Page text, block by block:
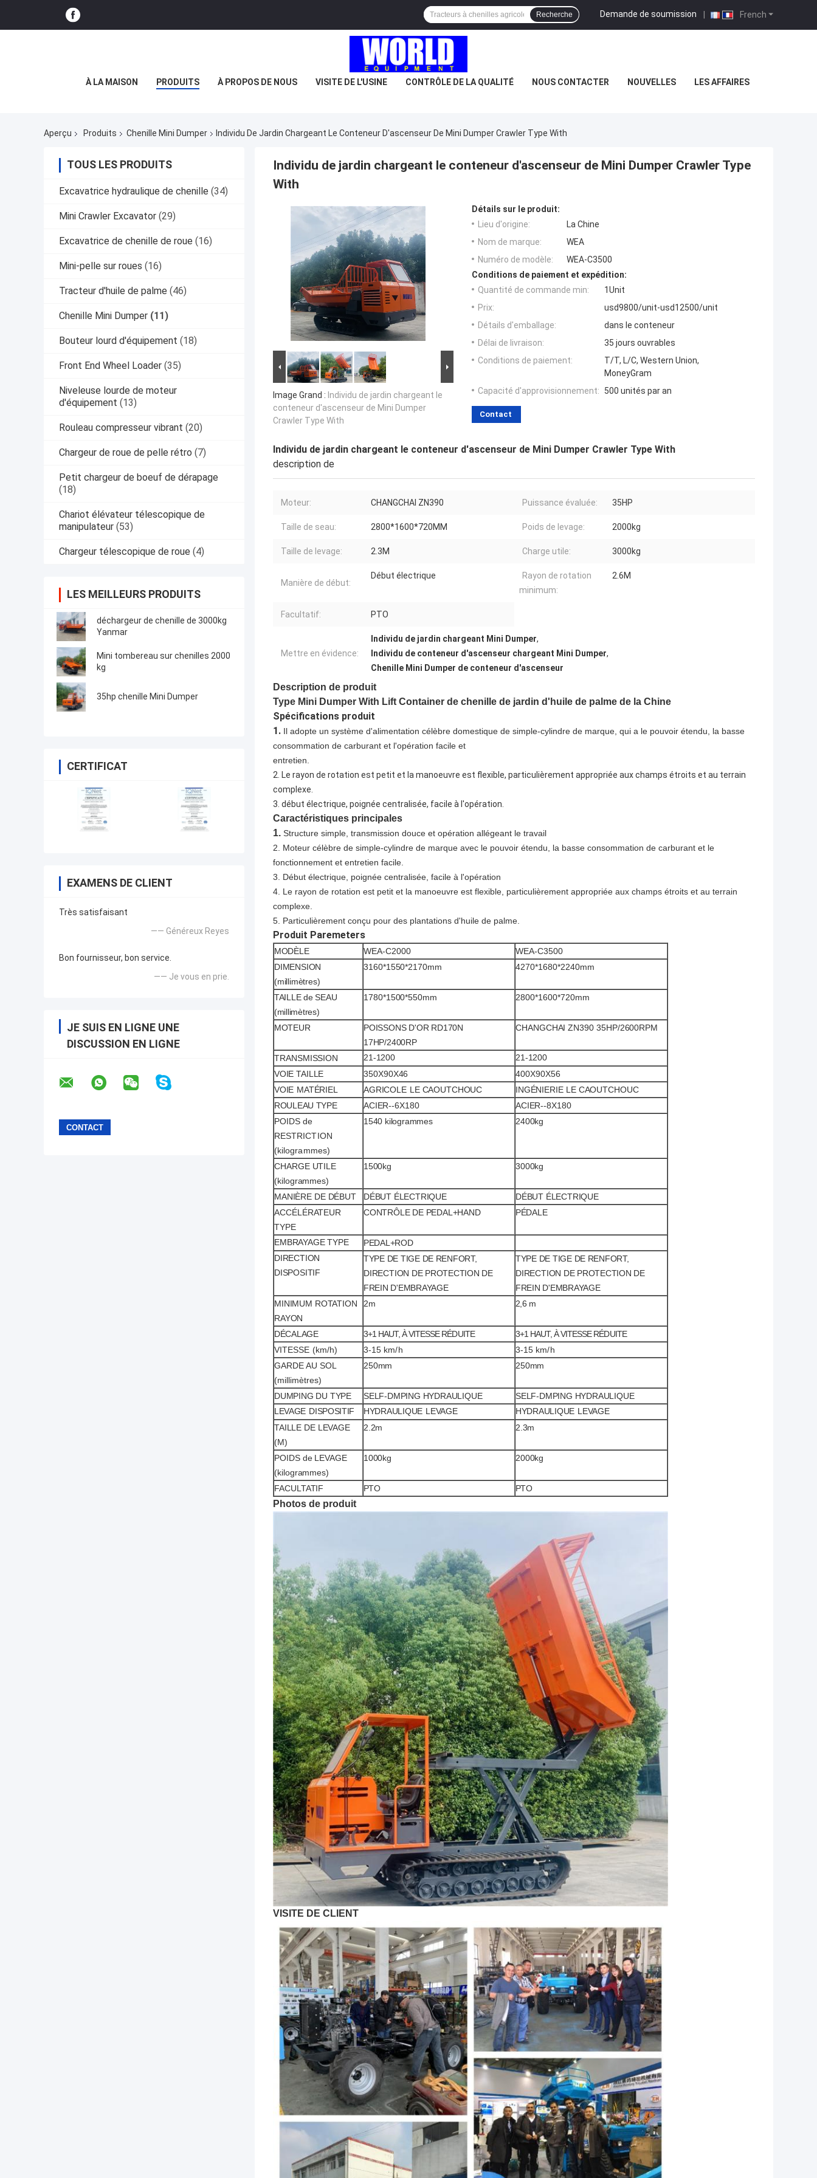
French
Demande de soumission |
Recherche
À LA MAISON PRODUITS À PROPOS DE NOUS VISITE DE L'USINE CONTRÔLE DE LA QUALITÉ NOUS CONTACTER NOUVELLES LES AFFAIRES
Aperçu Produits Chenille Mini Dumper Individu De Jardin Chargeant Le Conteneur D'ascenseur De Mini Dumper Crawler Type With
TOUS LES PRODUITS
Excavatrice hydraulique de chenille (34)
Mini Crawler Excavator (29)
Excavatrice de chenille de roue (16)
Mini-pelle sur roues (16)
Tracteur d'huile de palme (46)
Chenille Mini Dumper (11)
Bouteur lourd d'équipement (18)
Front End Wheel Loader (35)
Niveleuse lourde de moteur
d'équipement (13)
Rouleau compresseur vibrant (20)
Chargeur de roue de pelle rétro (7)
Petit chargeur de boeuf de dérapage
(18)
Chariot élévateur télescopique de
manipulateur (53)
Chargeur télescopique de roue (4)
LES MEILLEURS PRODUITS
déchargeur de chenille de 3000kg
Yanmar
Mini tombereau sur chenilles 2000
kg
35hp chenille Mini Dumper
CERTIFICAT
EXAMENS DE CLIENT
Très satisfaisant
—— Généreux Reyes
Bon fournisseur, bon service.
—— Je vous en prie.
JE SUIS EN LIGNE UNE
DISCUSSION EN LIGNE
Individu de jardin chargeant le conteneur d'ascenseur de Mini Dumper Crawler Type
With
Image Grand : Individu de jardin chargeant le
conteneur d'ascenseur de Mini Dumper
Crawler Type With
Détails sur le produit:
Lieu d'origine:
La Chine
Nom de marque:
WEA
Numéro de modèle:
WEA-C3500
Conditions de paiement et expédition:
Quantité de commande min:
1Unit
Prix:
usd9800/unit-usd12500/unit
Détails d'emballage:
dans le conteneur
Délai de livraison:
35 jours ouvrables
Conditions de paiement:
T/T, L/C, Western Union,
MoneyGram
Capacité d'approvisionnement:
500 unités par an
Contact
Individu de jardin chargeant le conteneur d'ascenseur de Mini Dumper Crawler Type With
description de
Moteur: CHANGCHAI ZN390 Puissance évaluée: 35HP
Taille de seau: 2800*1600*720MM Poids de levage: 2000kg
Taille de levage: 2.3M Charge utile: 3000kg
Manière de début:
Début électrique
Rayon de rotation
minimum:
2.6M
Facultatif: PTO
Mettre en évidence:
Individu de jardin chargeant Mini Dumper,
Individu de conteneur d'ascenseur chargeant Mini Dumper,
Chenille Mini Dumper de conteneur d'ascenseur
Description de produit
Type Mini Dumper With Lift Container de chenille de jardin d'huile de palme de la Chine
Spécifications produit
1. Il adopte un système d'alimentation célèbre domestique de simple-cylindre de marque, qui a le pouvoir étendu, la basse
consommation de carburant et l'opération facile et
entretien.
2. Le rayon de rotation est petit et la manoeuvre est flexible, particulièrement appropriée aux champs étroits et au terrain
complexe.
3. début électrique, poignée centralisée, facile à l'opération.
Caractéristiques principales
1. Structure simple, transmission douce et opération allégeant le travail
2. Moteur célèbre de simple-cylindre de marque avec le pouvoir étendu, la basse consommation de carburant et le
fonctionnement et entretien facile.
3. Début électrique, poignée centralisée, facile à l'opération
4. Le rayon de rotation est petit et la manoeuvre est flexible, particulièrement appropriée aux champs étroits et au terrain
complexe.
5. Particulièrement conçu pour des plantations d'huile de palme.
Produit Paremeters
MODÈLE WEA-C2000
WEA-C3500
DIMENSION
(millimètres)
3160*1550*2170mm 4270*1680*2240mm
TAILLE de SEAU
(millimètres)
1780*1500*550mm 2800*1600*720mm
MOTEUR
POISSONS D'OR RD170N
17HP/2400RP
CHANGCHAI ZN390 35HP/2600RPM
TRANSMISSION 21-1200
21-1200
VOIE TAILLE 350X90X46
400X90X56
VOIE MATÉRIEL AGRICOLE LE CAOUTCHOUC INGÉNIERIE LE CAOUTCHOUC
ROULEAU TYPE ACIER--6X180
ACIER--8X180
POIDS de
RESTRICTION
(kilogrammes)
1540 kilogrammes 2400kg
CHARGE UTILE
(kilogrammes)
1500kg 3000kg
MANIÈRE DE DÉBUT DÉBUT ÉLECTRIQUE
DÉBUT ÉLECTRIQUE
ACCÉLÉRATEUR
TYPE
CONTRÔLE DE PEDAL+HAND PÉDALE
EMBRAYAGE TYPE
PEDAL+ROD
DIRECTION
DISPOSITIF
TYPE DE TIGE DE RENFORT,
DIRECTION DE PROTECTION DE
FREIN D'EMBRAYAGE
TYPE DE TIGE DE RENFORT,
DIRECTION DE PROTECTION DE
FREIN D'EMBRAYAGE
MINIMUM ROTATION
RAYON
2m 2,6 m
DÉCALAGE 3+1 HAUT, À VITESSE RÉDUITE
3+1 HAUT, À VITESSE RÉDUITE
VITESSE (km/h)
3-15 km/h
3-15 km/h
GARDE AU SOL
(millimètres)
250mm 250mm
DUMPING DU TYPE SELF-DMPING HYDRAULIQUE
SELF-DMPING HYDRAULIQUE
LEVAGE DISPOSITIF HYDRAULIQUE LEVAGE HYDRAULIQUE LEVAGE
TAILLE DE LEVAGE
(M)
2.2m 2.3m
POIDS de LEVAGE
(kilogrammes)
1000kg 2000kg
FACULTATIF PTO PTO
Photos de produit
VISITE DE CLIENT